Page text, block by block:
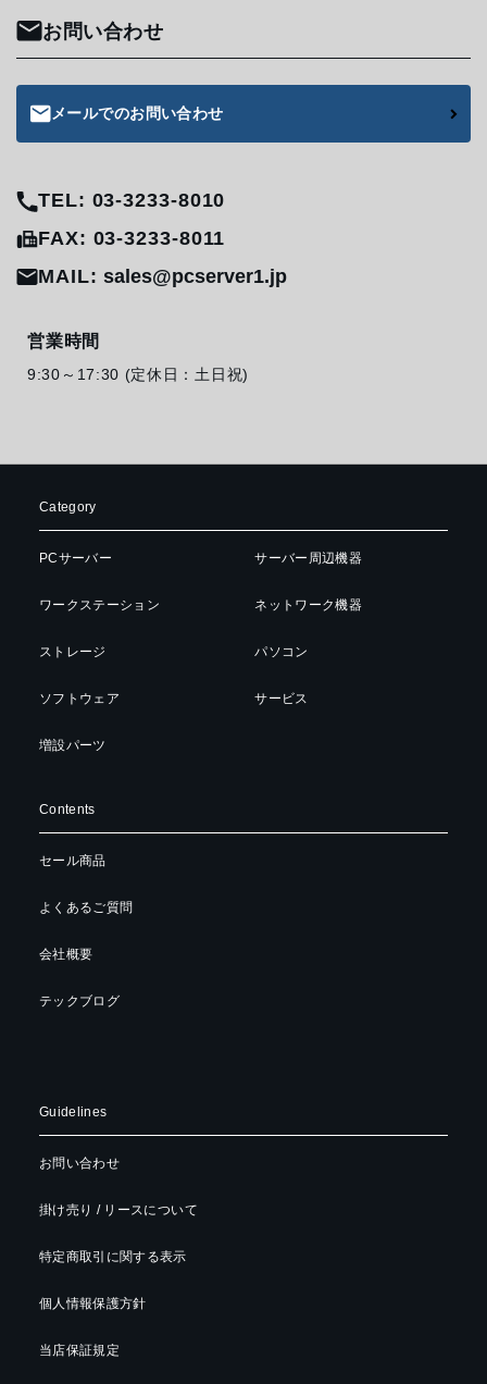
お問い合わせ
メールでのお問い合わせ
TEL: 03-3233-8010
FAX: 03-3233-8011
MAIL:sales@pcserver1.jp
営業時間
9:30～17:30 (定休日：土日祝)
Category
PCサーバー
ワークステーション
ストレージ
ソフトウェア
増設パーツ
サーバー周辺機器
ネットワーク機器
パソコン
サービス
Contents
セール商品
よくあるご質問
会社概要
テックブログ
Guidelines
お問い合わせ
掛け売り / リースについて
特定商取引に関する表示
個人情報保護方針
当店保証規定